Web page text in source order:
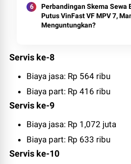
Perbandingan Skema Sewa
Putus VinFast VF MPV 7,
Menguntungkan?
Servis ke-8
Biaya jasa: Rp 564 ribu
Biaya part: Rp 416 ribu
Servis ke-9
Biaya jasa: Rp 1,072 juta
Biaya part: Rp 633 ribu
Servis ke-10